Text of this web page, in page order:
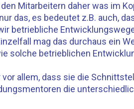
Mitarbeitern daher was im
das, es bedeutet z.B. auch,
betriebliche
mag das durchaus ein
solche betrieblichen
allem, dass sie die
die